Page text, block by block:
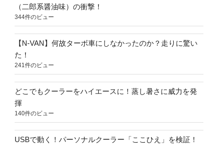
（二郎系醤油味）の衝撃！
344件のビュー
【N-VAN】何故ターボ車にしなかったのか？走りに驚い
た！
241件のビュー
どこでもクーラーをハイエースに！蒸し暑さに威力を発
揮
140件のビュー
USBで動く！パーソナルクーラー「ここひえ」を検証！